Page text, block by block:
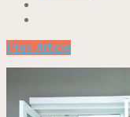
Prev Article